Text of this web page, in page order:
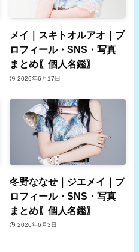
メイ｜スキトオルアオ｜プ
ロフィール・SNS・写真
まとめ〖個人名鑑〗
2026年6月17日
冬野ななせ｜ジエメイ｜プ
ロフィール・SNS・写真
まとめ〖個人名鑑〗
2026年6月3日